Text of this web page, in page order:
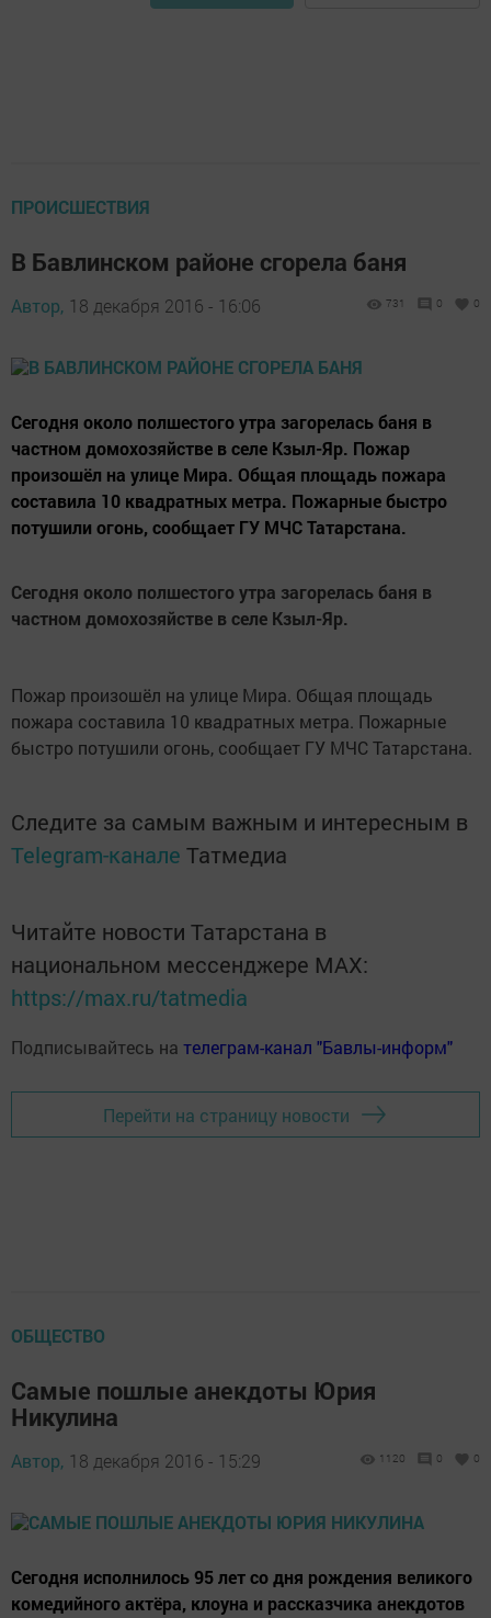
ПРОИСШЕСТВИЯ
В Бавлинском районе сгорела баня
Автор, 18 декабря 2016 - 16:06 731 0 0
Сегодня около полшестого утра загорелась баня в
частном домохозяйстве в селе Кзыл-Яр. Пожар
произошёл на улице Мира. Общая площадь пожара
составила 10 квадратных метра. Пожарные быстро
потушили огонь, сообщает ГУ МЧС Татарстана.
Сегодня около полшестого утра загорелась баня в
частном домохозяйстве в селе Кзыл-Яр.
Пожар произошёл на улице Мира. Общая площадь
пожара составила 10 квадратных метра. Пожарные
быстро потушили огонь, сообщает ГУ МЧС Татарстана.
Следите за самым важным и интересным в
Telegram-канале Татмедиа
Читайте новости Татарстана в
национальном мессенджере MАХ:
https://max.ru/tatmedia
Подписывайтесь на телеграм-канал "Бавлы-информ"
Перейти на страницу новости
ОБЩЕСТВО
Самые пошлые анекдоты Юрия
Никулина
Автор, 18 декабря 2016 - 15:29 1120 0 0
Сегодня исполнилось 95 лет со дня рождения великого
комедийного актёра, клоуна и рассказчика анекдотов